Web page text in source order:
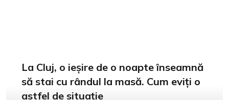
La Cluj, o ieșire de o noapte înseamnă
să stai cu rândul la masă. Cum eviți o
astfel de situație